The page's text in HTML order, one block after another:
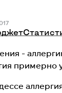
-
примерно